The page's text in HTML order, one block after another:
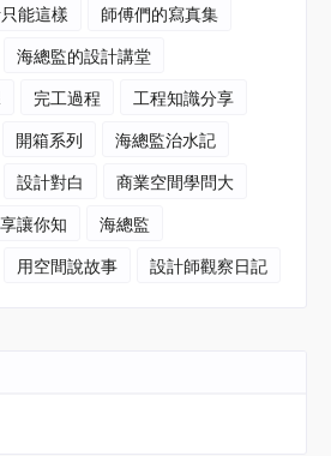
能這樣
師傅們的寫真集
海總監的設計講堂
完工過程
工程知識分享
開箱系列
海總監治水記
設計對白
商業空間學問大
讓你知
海總監
用空間說故事 設計師觀察日記